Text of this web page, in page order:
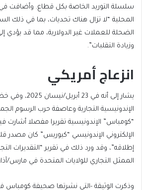
سلسلة التوريد الخاصة بكل قطاع. وأضافت
المحلية “لا تزال هناك تحديات، بما في ذلك
الضحلة للعملات غير الدولارية، مما قد يؤدي
وزيادة التقلبات”.
انزعاج أمريكي
يشار إلى أنه في
الإندونيسية التجارية وعاصفة حرب الرسوم
“كومباس” الإندونيسية تقريرا مفصلا أشارت
الإلكتروني الإندونيسي “كيوريس” كان مصدر
إطلاقه”، وقد ورد ذلك في تقرير “التقديرات
الممثل التجاري للولايات المتحدة في مارس/آذار
وذكرت الوثيقة -التي نشرتها صحيفة كومباس